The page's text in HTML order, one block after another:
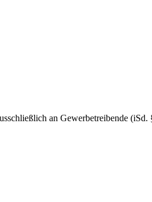
an Gewerbetreibende (iSd.